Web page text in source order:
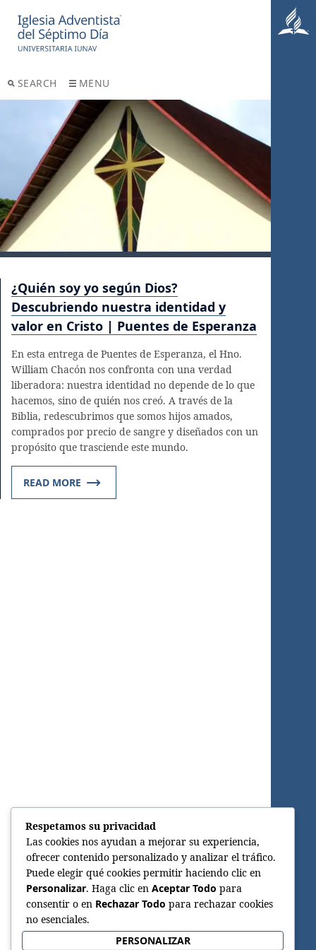
SEARCH MENU
¿Quién soy yo según Dios?
Descubriendo nuestra identidad y
valor en Cristo | Puentes de Esperanza
En esta entrega de Puentes de Esperanza, el Hno.
William Chacón nos confronta con una verdad
liberadora: nuestra identidad no depende de lo que
hacemos, sino de quién nos creó. A través de la
Biblia, redescubrimos que somos hijos amados,
comprados por precio de sangre y diseñados con un
propósito que trasciende este mundo.
READ MORE
Respetamos su privacidad
Las cookies nos ayudan a mejorar su experiencia,
ofrecer contenido personalizado y analizar el tráfico.
Puede elegir qué cookies permitir haciendo clic en
Personalizar. Haga clic en Aceptar Todo para
consentir o en Rechazar Todo para rechazar cookies
no esenciales.
PERSONALIZAR